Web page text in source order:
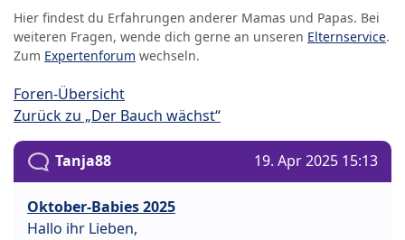
Hier findest du Erfahrungen anderer Mamas und Papas. Bei
weiteren Fragen, wende dich gerne an unseren Elternservice.
Zum Expertenforum wechseln.
Foren-Übersicht
Zurück zu „Der Bauch wächst“
Tanja88 19. Apr 2025 15:13
Oktober-Babies 2025
Hallo ihr Lieben,